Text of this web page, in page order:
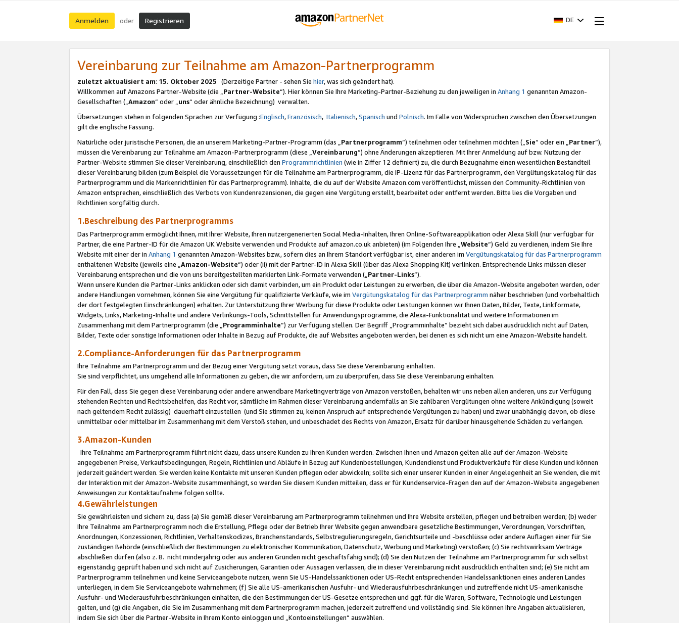
Anmelden oder Registrieren DE
Vereinbarung zur Teilnahme am Amazon-Partnerprogramm
zuletzt aktualisiert am: 15. Oktober 2025 (Derzeitige Partner - sehen Sie hier, was sich geändert hat).
Willkommen auf Amazons Partner-Website (die „Partner-Website“). Hier können Sie Ihre Marketing-Partner-Beziehung zu den jeweiligen in Anhang 1 genannten Amazon-
Gesellschaften („Amazon“ oder „uns“ oder ähnliche Bezeichnung) verwalten.
Übersetzungen stehen in folgenden Sprachen zur Verfügung :Englisch,Französisch, Italienisch,Spanisch und Polnisch. Im Falle von Widersprüchen zwischen den Übersetzungen
gilt die englische Fassung.
Natürliche oder juristische Personen, die an unserem Marketing-Partner-Programm (das „Partnerprogramm“) teilnehmen oder teilnehmen möchten („Sie“ oder ein „Partner“),
müssen die Vereinbarung zur Teilnahme am Amazon-Partnerprogramm (diese „Vereinbarung“) ohne Änderungen akzeptieren. Mit Ihrer Anmeldung auf bzw. Nutzung der
Partner-Website stimmen Sie dieser Vereinbarung, einschließlich den Programmrichtlinien (wie in Ziffer 12 definiert) zu, die durch Bezugnahme einen wesentlichen Bestandteil
dieser Vereinbarung bilden (zum Beispiel die Voraussetzungen für die Teilnahme am Partnerprogramm, die IP-Lizenz für das Partnerprogramm, den Vergütungskatalog für das
Partnerprogramm und die Markenrichtlinien für das Partnerprogramm). Inhalte, die du auf der Website Amazon.com veröffentlichst, müssen den Community-Richtlinien von
Amazon entsprechen, einschließlich des Verbots von Kundenrezensionen, die gegen eine Vergütung erstellt, bearbeitet oder entfernt werden. Bitte lies die Vorgaben und
Richtlinien sorgfältig durch.
1.Beschreibung des Partnerprogramms
Das Partnerprogramm ermöglicht Ihnen, mit Ihrer Website, Ihren nutzergenerierten Social Media-Inhalten, Ihren Online-Softwareapplikation oder Alexa Skill (nur verfügbar für
Partner, die eine Partner-ID für die Amazon UK Website verwenden und Produkte auf amazon.co.uk anbieten) (im Folgenden Ihre „ Website“) Geld zu verdienen, indem Sie Ihre
Website mit einer der in Anhang 1 genannten Amazon-Websites bzw., sofern dies an Ihrem Standort verfügbar ist, einer anderen im Vergütungskatalog für das Partnerprogramm
enthaltenen Website (jeweils eine „ Amazon-Website“) oder (ii) mit der Partner-ID in Alexa Skill (über das Alexa Shopping Kit) verlinken. Entsprechende Links müssen dieser
Vereinbarung entsprechen und die von uns bereitgestellten markierten Link-Formate verwenden („ Partner-Links“).
Wenn unsere Kunden die Partner-Links anklicken oder sich damit verbinden, um ein Produkt oder Leistungen zu erwerben, die über die Amazon-Website angeboten werden, oder
andere Handlungen vornehmen, können Sie eine Vergütung für qualifizierte Verkäufe, wie im Vergütungskatalog für das Partnerprogramm näher beschrieben (und vorbehaltlich
der dort festgelegten Einschränkungen) erhalten. Zur Unterstützung Ihrer Werbung für diese Produkte oder Leistungen können wir Ihnen Daten, Bilder, Texte, Linkformate,
Widgets, Links, Marketing-Inhalte und andere Verlinkungs-Tools, Schnittstellen für Anwendungsprogramme, die Alexa-Funktionalität und weitere Informationen im
Zusammenhang mit dem Partnerprogramm (die „ Programminhalte“) zur Verfügung stellen. Der Begriff „Programminhalte“ bezieht sich dabei ausdrücklich nicht auf Daten,
Bilder, Texte oder sonstige Informationen oder Inhalte in Bezug auf Produkte, die auf Websites angeboten werden, bei denen es sich nicht um eine Amazon-Website handelt.
2.Compliance-Anforderungen für das Partnerprogramm
Ihre Teilnahme am Partnerprogramm und der Bezug einer Vergütung setzt voraus, dass Sie diese Vereinbarung einhalten.
Sie sind verpflichtet, uns umgehend alle Informationen zu geben, die wir anfordern, um zu überprüfen, dass Sie diese Vereinbarung einhalten.
Für den Fall, dass Sie gegen diese Vereinbarung oder andere anwendbare Marketingverträge von Amazon verstoßen, behalten wir uns neben allen anderen, uns zur Verfügung
stehenden Rechten und Rechtsbehelfen, das Recht vor, sämtliche im Rahmen dieser Vereinbarung andernfalls an Sie zahlbaren Vergütungen ohne weitere Ankündigung (soweit
nach geltendem Recht zulässig) dauerhaft einzustellen (und Sie stimmen zu, keinen Anspruch auf entsprechende Vergütungen zu haben) und zwar unabhängig davon, ob diese
unmittelbar oder mittelbar im Zusammenhang mit dem Verstoß stehen, und unbeschadet des Rechts von Amazon, Ersatz für darüber hinausgehende Schäden zu verlangen.
3.Amazon-Kunden
Ihre Teilnahme am Partnerprogramm führt nicht dazu, dass unsere Kunden zu Ihren Kunden werden. Zwischen Ihnen und Amazon gelten alle auf der Amazon-Website
angegebenen Preise, Verkaufsbedingungen, Regeln, Richtlinien und Abläufe in Bezug auf Kundenbestellungen, Kundendienst und Produktverkäufe für diese Kunden und können
jederzeit geändert werden. Sie werden keine Kontakte mit unseren Kunden pflegen oder abwickeln; sollte sich einer unserer Kunden in einer Angelegenheit an Sie wenden, die mit
der Interaktion mit der Amazon-Website zusammenhängt, so werden Sie diesem Kunden mitteilen, dass er für Kundenservice-Fragen den auf der Amazon-Website angegebenen
Anweisungen zur Kontaktaufnahme folgen sollte.
4.Gewährleistungen
Sie gewährleisten und sichern zu, dass (a) Sie gemäß dieser Vereinbarung am Partnerprogramm teilnehmen und Ihre Website erstellen, pflegen und betreiben werden; (b) weder
Ihre Teilnahme am Partnerprogramm noch die Erstellung, Pflege oder der Betrieb Ihrer Website gegen anwendbare gesetzliche Bestimmungen, Verordnungen, Vorschriften,
Anordnungen, Konzessionen, Richtlinien, Verhaltenskodizes, Branchenstandards, Selbstregulierungsregeln, Gerichtsurteile und -beschlüsse oder andere Auflagen einer für Sie
zuständigen Behörde (einschließlich der Bestimmungen zu elektronischer Kommunikation, Datenschutz, Werbung und Marketing) verstoßen; (c) Sie rechtswirksam Verträge
abschließen dürfen (also z. B. nicht minderjährig oder aus anderen Gründen nicht geschäftsfähig sind); (d) Sie den Nutzen der Teilnahme am Partnerprogramm für sich selbst
eigenständig geprüft haben und sich nicht auf Zusicherungen, Garantien oder Aussagen verlassen, die in dieser Vereinbarung nicht ausdrücklich enthalten sind; (e) Sie nicht am
Partnerprogramm teilnehmen und keine Serviceangebote nutzen, wenn Sie US-Handelssanktionen oder US-Recht entsprechenden Handelssanktionen eines anderen Landes
unterliegen, in dem Sie Serviceangebote wahrnehmen; (f) Sie alle US-amerikanischen Ausfuhr- und Wiederausfuhrbeschränkungen und zutreffende nicht US-amerikanische
Ausfuhr- und Wiederausfuhrbeschränkungen einhalten, die den Bestimmungen der US-Gesetze entsprechen und ggf. für die Waren, Software, Technologie und Leistungen
gelten, und (g) die Angaben, die Sie im Zusammenhang mit dem Partnerprogramm machen, jederzeit zutreffend und vollständig sind. Sie können Ihre Angaben aktualisieren,
indem Sie sich über die Partner-Website in Ihrem Konto einloggen und „Kontoeinstellungen“ auswählen.